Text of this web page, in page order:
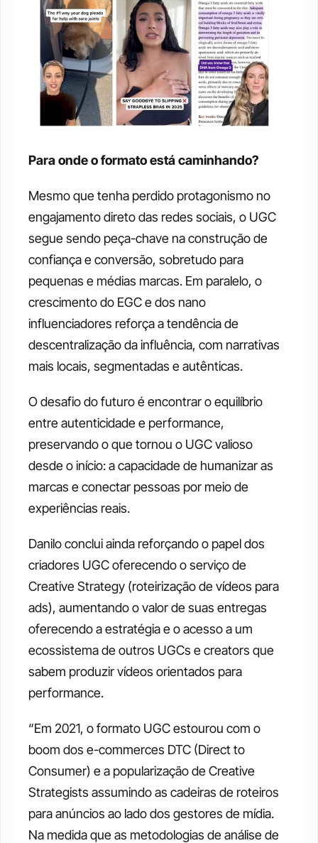
Para onde o formato está caminhando?
Mesmo que tenha perdido protagonismo no
engajamento direto das redes sociais, o UGC
segue sendo peça-chave na construção de
confiança e conversão, sobretudo para
pequenas e médias marcas. Em paralelo, o
crescimento do EGC e dos nano
influenciadores reforça a tendência de
descentralização da influência, com narrativas
mais locais, segmentadas e autênticas.
O desafio do futuro é encontrar o equilíbrio
entre autenticidade e performance,
preservando o que tornou o UGC valioso
desde o início: a capacidade de humanizar as
marcas e conectar pessoas por meio de
experiências reais.
Danilo conclui ainda reforçando o papel dos
criadores UGC oferecendo o serviço de
Creative Strategy (roteirização de vídeos para
ads), aumentando o valor de suas entregas
oferecendo a estratégia e o acesso a um
ecossistema de outros UGCs e creators que
sabem produzir vídeos orientados para
performance.
“Em 2021, o formato UGC estourou com o
boom dos e-commerces DTC (Direct to
Consumer) e a popularização de Creative
Strategists assumindo as cadeiras de roteiros
para anúncios ao lado dos gestores de mídia.
Na medida que as metodologias de análise de